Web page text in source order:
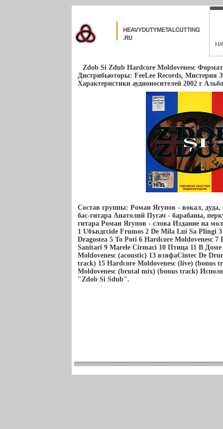
Zdob Si Zdub Hardcore Moldovenesc
Дистрибьюторы: FeeLee Records, Мистерия
Характеристики аудионосителей 2002 г
Состав группы: Роман Ягупов - вокал,
бас-гитара Анатолий Пугач - барабаны,
гитара Роман Ягупов - слова Издание на
1 Uбъвдгcide Frumos 2 De Mila Lui Sa Plingi
Dragostea 5 To Poti 6 Hardcore Moldovenesc 7
Sanitari 9 Marele Cirmaci 10 Птица 11 В
Moldovenesc (acoustic) 13 взяфаCintec De
track) 15 Hardcore Moldovenesc (live) (bonus
Moldovenesc (brutal mix) (bonus track)
"Zdob Si Sdub".